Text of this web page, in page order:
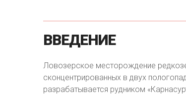
ВВЕДЕНИЕ
Ловозерское месторождение
сконцентрированных в двух
разрабатывается рудником